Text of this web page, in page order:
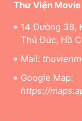
Thư Viện Movie
14 Đường 38,
Thủ Đức, Hồ
Mail:
Google Map:
https://